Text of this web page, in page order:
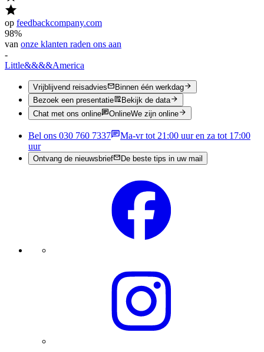
op feedbackcompany.com
98%
van onze klanten raden ons aan
-
Little&&&&America
Vrijblijvend reisadvies
Binnen één werkdag
Bezoek een presentatie
Bekijk de data
Chat met ons online
OnlineWe zijn online
Bel ons 030 760 7337
Ma-vr tot 21:00 uur en za tot 17:00
uur
Ontvang de nieuwsbrief De beste tips in uw mail